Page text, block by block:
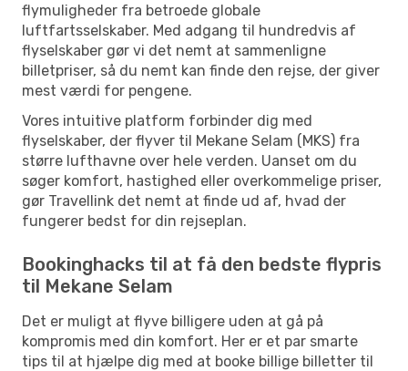
flymuligheder fra betroede globale
luftfartsselskaber. Med adgang til hundredvis af
flyselskaber gør vi det nemt at sammenligne
billetpriser, så du nemt kan finde den rejse, der giver
mest værdi for pengene.
Vores intuitive platform forbinder dig med
flyselskaber, der flyver til Mekane Selam (MKS) fra
større lufthavne over hele verden. Uanset om du
søger komfort, hastighed eller overkommelige priser,
gør Travellink det nemt at finde ud af, hvad der
fungerer bedst for din rejseplan.
Bookinghacks til at få den bedste flypris
til Mekane Selam
Det er muligt at flyve billigere uden at gå på
kompromis med din komfort. Her er et par smarte
tips til at hjælpe dig med at booke billige billetter til